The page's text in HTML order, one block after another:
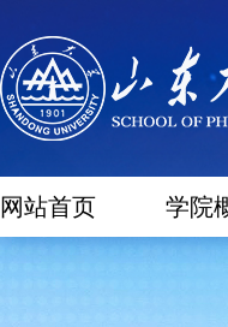
网站首页 学院